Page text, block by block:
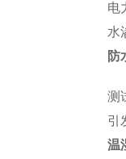
电
水
防
测
引
温